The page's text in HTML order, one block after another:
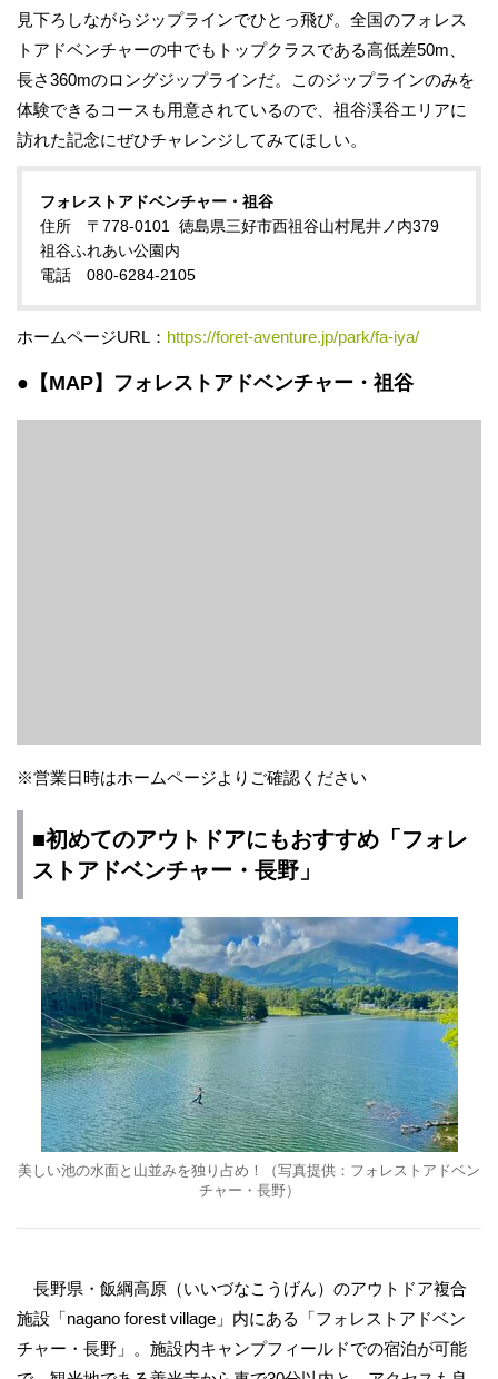
見下ろしながらジップラインでひとっ飛び。全国のフォレス
トアドベンチャーの中でもトップクラスである高低差50m、
長さ360mのロングジップラインだ。このジップラインのみを
体験できるコースも用意されているので、祖谷渓谷エリアに
訪れた記念にぜひチャレンジしてみてほしい。
フォレストアドベンチャー・祖谷
住所 〒778-0101 徳島県三好市西祖谷山村尾井ノ内379
祖谷ふれあい公園内
電話 080-6284-2105
ホームページURL： https://foret-aventure.jp/park/fa-iya/
●【MAP】フォレストアドベンチャー・祖谷
※営業日時はホームページよりご確認ください
■初めてのアウトドアにもおすすめ「フォレ
ストアドベンチャー・長野」
美しい池の水面と山並みを独り占め！（写真提供：フォレストアドベン
チャー・長野）
長野県・飯綱高原（いいづなこうげん）のアウトドア複合
施設「nagano forest village」内にある「フォレストアドベン
チャー・長野」。施設内キャンプフィールドでの宿泊が可能